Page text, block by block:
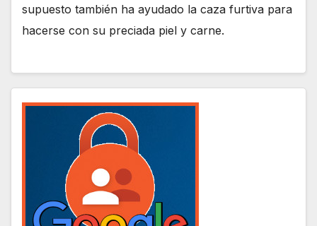
supuesto también ha ayudado la caza furtiva para
hacerse con su preciada piel y carne.